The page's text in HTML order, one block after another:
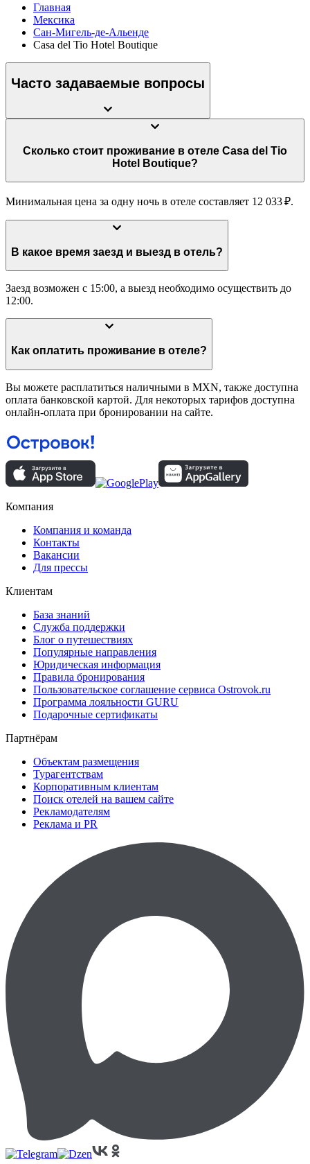
Главная
Мексика
Сан-Мигель-де-Альенде
Casa del Tio Hotel Boutique
Часто задаваемые вопросы
Сколько стоит проживание в отеле Casa del Tio
Hotel Boutique?
Минимальная цена за одну ночь в отеле составляет 12 033 ₽.
В какое время заезд и выезд в отель?
Заезд возможен с 15:00, а выезд необходимо осуществить до
12:00.
Как оплатить проживание в отеле?
Вы можете расплатиться наличными в MXN, также доступна
оплата банковской картой. Для некоторых тарифов доступна
онлайн-оплата при бронировании на сайте.
Компания
Компания и команда
Контакты
Вакансии
Для прессы
Клиентам
База знаний
Служба поддержки
Блог о путешествиях
Популярные направления
Юридическая информация
Правила бронирования
Пользовательское соглашение сервиса Ostrovok.ru
Программа лояльности GURU
Подарочные сертификаты
Партнёрам
Объектам размещения
Турагентствам
Корпоративным клиентам
Поиск отелей на вашем сайте
Рекламодателям
Реклама и PR